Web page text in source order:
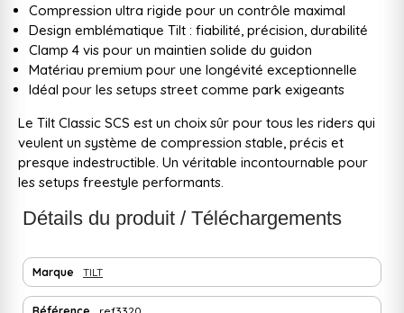
Compression ultra rigide pour un contrôle maximal
Design emblématique Tilt : fiabilité, précision, durabilité
Clamp 4 vis pour un maintien solide du guidon
Matériau premium pour une longévité exceptionnelle
Idéal pour les setups street comme park exigeants
Le Tilt Classic SCS est un choix sûr pour tous les riders qui
veulent un système de compression stable, précis et
presque indestructible. Un véritable incontournable pour
les setups freestyle performants.
Détails du produit / Téléchargements
Marque TILT